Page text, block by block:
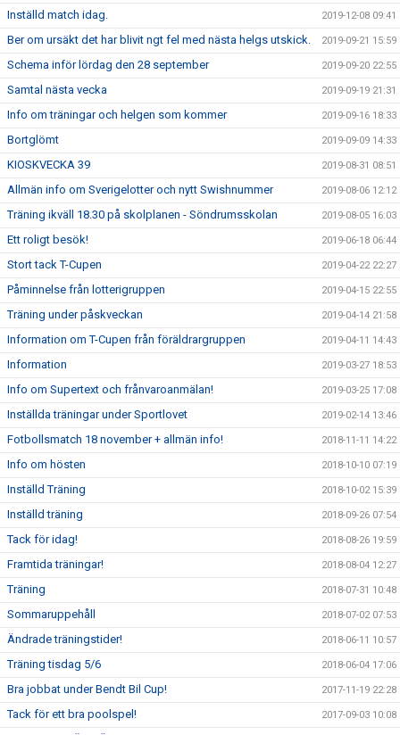
Inställd match idag. 2019-12-08 09:41
Ber om ursäkt det har blivit ngt fel med nästa helgs utskick. 2019-09-21 15:59
Schema inför lördag den 28 september 2019-09-20 22:55
Samtal nästa vecka 2019-09-19 21:31
Info om träningar och helgen som kommer 2019-09-16 18:33
Bortglömt 2019-09-09 14:33
KIOSKVECKA 39 2019-08-31 08:51
Allmän info om Sverigelotter och nytt Swishnummer 2019-08-06 12:12
Träning ikväll 18.30 på skolplanen - Söndrumsskolan 2019-08-05 16:03
Ett roligt besök! 2019-06-18 06:44
Stort tack T-Cupen 2019-04-22 22:27
Påminnelse från lotterigruppen 2019-04-15 22:55
Träning under påskveckan 2019-04-14 21:58
Information om T-Cupen från föräldrargruppen 2019-04-11 14:43
Information 2019-03-27 18:53
Info om Supertext och frånvaroanmälan! 2019-03-25 17:08
Inställda träningar under Sportlovet 2019-02-14 13:46
Fotbollsmatch 18 november + allmän info! 2018-11-11 14:22
Info om hösten 2018-10-10 07:19
Inställd Träning 2018-10-02 15:39
Inställd träning 2018-09-26 07:54
Tack för idag! 2018-08-26 19:59
Framtida träningar! 2018-08-04 12:27
Träning 2018-07-31 10:48
Sommaruppehåll 2018-07-02 07:53
Ändrade träningstider! 2018-06-11 10:57
Träning tisdag 5/6 2018-06-04 17:06
Bra jobbat under Bendt Bil Cup! 2017-11-19 22:28
Tack för ett bra poolspel! 2017-09-03 10:08